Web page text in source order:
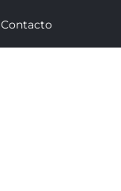
Contacto